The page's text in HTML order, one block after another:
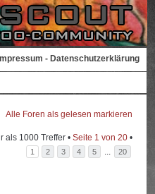
Impressum - Datenschutzerklärung
Alle Foren als gelesen markieren
als 1000 Treffer • Seite 1 von 20•
1 2 3 4 5 ... 20